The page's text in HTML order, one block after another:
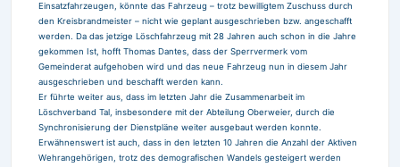
Einsatzfahrzeugen, könnte das Fahrzeug – trotz bewilligtem Zuschuss durch
den Kreisbrandmeister – nicht wie geplant ausgeschrieben bzw. angeschafft
werden. Da das jetzige Löschfahrzeug mit 28 Jahren auch schon in die Jahre
gekommen Ist, hofft Thomas Dantes, dass der Sperrvermerk vom
Gemeinderat aufgehoben wird und das neue Fahrzeug nun in diesem Jahr
ausgeschrieben und beschafft werden kann.
Er führte weiter aus, dass im letzten Jahr die Zusammenarbeit im
Löschverband Tal, insbesondere mit der Abteilung Oberweier, durch die
Synchronisierung der Dienstpläne weiter ausgebaut werden konnte.
Erwähnenswert ist auch, dass in den letzten 10 Jahren die Anzahl der Aktiven
Wehrangehörigen, trotz des demografischen Wandels gesteigert werden